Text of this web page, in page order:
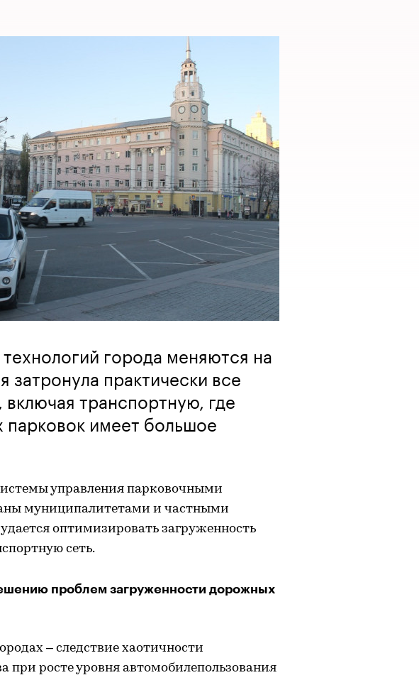
города меняются на
затронула практически все
транспортную, где
парковок имеет большое
управления парковочными
муниципалитетами и частными
оптимизировать загруженность
сеть.
проблем загруженности дорожных
– следствие хаотичности
при росте уровня автомобилепользования